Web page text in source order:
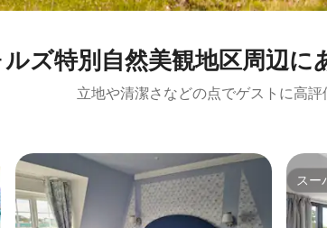
ズ特別自然美観地区周辺
立地や清潔さなどの点でゲストに高評
スー
スー